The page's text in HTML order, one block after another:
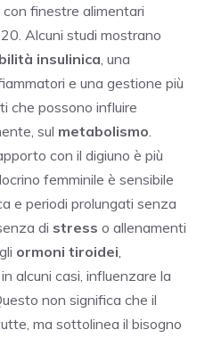
finestre alimentari
Alcuni studi mostrano
insulinica, una
e una gestione più
che possono influire
sul metabolismo.
con il digiuno è più
femminile è sensibile
e periodi prolungati senza
di stress o allenamenti
ormoni tiroidei,
alcuni casi, influenzare la
non significa che il
ma sottolinea il bisogno